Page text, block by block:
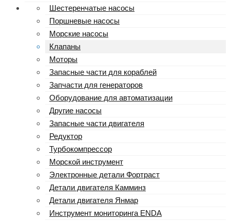
Шестеренчатые насосы
Поршневые насосы
Морские насосы
Клапаны
Моторы
Запасные части для кораблей
Запчасти для генераторов
Оборудование для автоматизации
Другие насосы
Запасные части двигателя
Редуктор
Турбокомпрессор
Морской инструмент
Электронные детали Фортраст
Детали двигателя Камминз
Детали двигателя Янмар
Инструмент мониторинга ENDA